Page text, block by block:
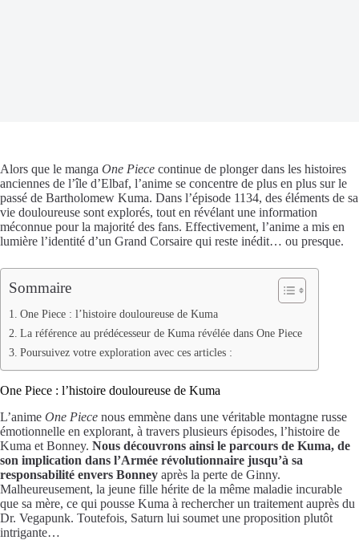
Alors que le manga One Piece continue de plonger dans les histoires
anciennes de l’île d’Elbaf, l’anime se concentre de plus en plus sur le
passé de Bartholomew Kuma. Dans l’épisode 1134, des éléments de sa
vie douloureuse sont explorés, tout en révélant une information
méconnue pour la majorité des fans. Effectivement, l’anime a mis en
lumière l’identité d’un Grand Corsaire qui reste inédit… ou presque.
Sommaire
One Piece : l’histoire douloureuse de Kuma
La référence au prédécesseur de Kuma révélée dans One Piece
Poursuivez votre exploration avec ces articles :
One Piece : l’histoire douloureuse de Kuma
L’anime One Piece nous emmène dans une véritable montagne russe
émotionnelle en explorant, à travers plusieurs épisodes, l’histoire de
Kuma et Bonney. Nous découvrons ainsi le parcours de Kuma, de
son implication dans l’Armée révolutionnaire jusqu’à sa
responsabilité envers Bonney après la perte de Ginny.
Malheureusement, la jeune fille hérite de la même maladie incurable
que sa mère, ce qui pousse Kuma à rechercher un traitement auprès du
Dr. Vegapunk. Toutefois, Saturn lui soumet une proposition plutôt
intrigante…